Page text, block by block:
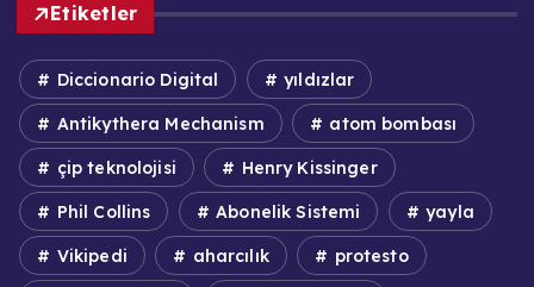
Etiketler
Diccionario Digital yıldızlar
Antikythera Mechanism atom bombası
çip teknolojisi Henry Kissinger
Phil Collins Abonelik Sistemi yayla
Vikipedi aharcılık protesto